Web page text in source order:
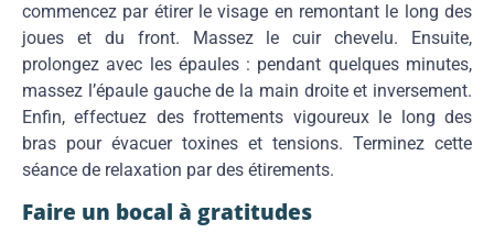
commencez par étirer le visage en remontant le long des
joues et du front. Massez le cuir chevelu. Ensuite,
prolongez avec les épaules : pendant quelques minutes,
massez l’épaule gauche de la main droite et inversement.
Enfin, effectuez des frottements vigoureux le long des
bras pour évacuer toxines et tensions. Terminez cette
séance de relaxation par des étirements.
Faire un bocal à gratitudes